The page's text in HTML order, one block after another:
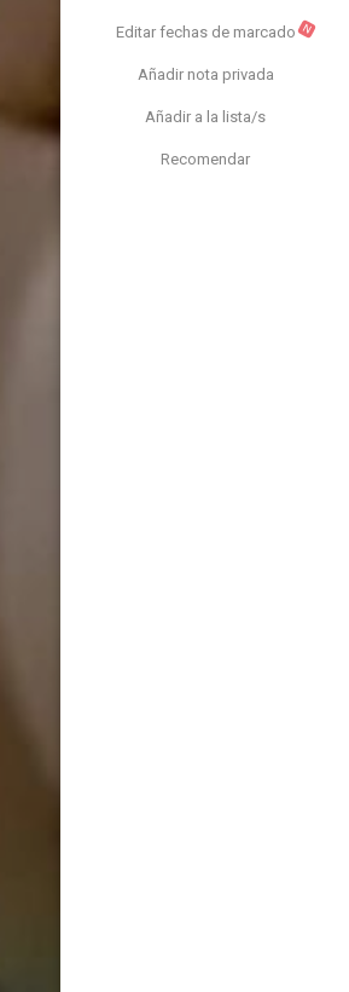
Editar fechas de marcado N
Añadir nota privada
Añadir a la lista/s
Recomendar